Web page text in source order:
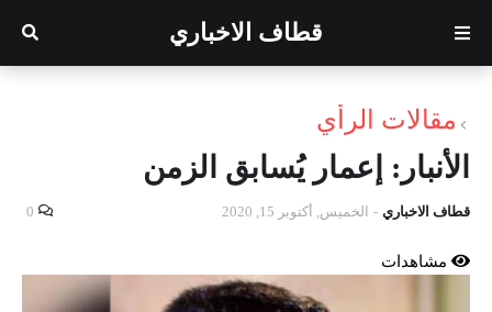
قطاف الاخباري
مقالات الرأي
الأنبار: إعمار يُسابق الزمن
قطاف الاخباري - الخميس, أكتوبر 15, 2020 0
مشاهدات